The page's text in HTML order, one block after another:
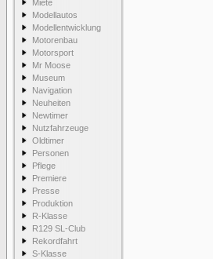
Miete
Modellautos
Modellentwicklung
Motorenbau
Motorsport
Mr Moose
Museum
Navigation
Neuheiten
Newtimer
Nutzfahrzeuge
Oldtimer
Personen
Pflege
Premiere
Presse
Produktion
R-Klasse
R129 SL-Club
Rekordfahrt
S-Klasse